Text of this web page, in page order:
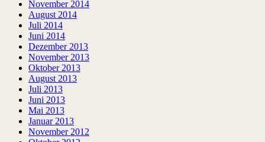
November 2014
August 2014
Juli 2014
Juni 2014
Dezember 2013
November 2013
Oktober 2013
August 2013
Juli 2013
Juni 2013
Mai 2013
Januar 2013
November 2012